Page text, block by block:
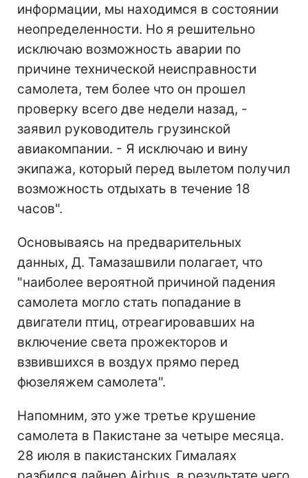
информации, мы находимся в состоянии
неопределенности. Но я решительно
исключаю возможность аварии по
причине технической неисправности
самолета, тем более что он прошел
проверку всего две недели назад, -
заявил руководитель грузинской
авиакомпании. - Я исключаю и вину
экипажа, который перед вылетом получил
возможность отдыхать в течение 18
часов".
Основываясь на предварительных
данных, Д. Тамазашвили полагает, что
"наиболее вероятной причиной падения
самолета могло стать попадание в
двигатели птиц, отреагировавших на
включение света прожекторов и
взвившихся в воздух прямо перед
фюзеляжем самолета".
Напомним, это уже третье крушение
самолета в Пакистане за четыре месяца.
28 июля в пакистанских Гималаях